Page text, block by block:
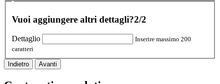
Vuoi aggiungere altri dettagli?2/2
Dettaglio
Inserire massimo 200
caratteri
Indietro Avanti